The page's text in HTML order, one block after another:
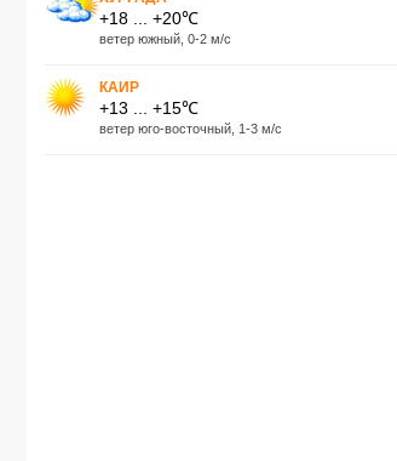
+18 ... +20℃
ветер южный, 0-2 м/с
КАИР
+13 ... +15℃
ветер юго-восточный, 1-3 м/с